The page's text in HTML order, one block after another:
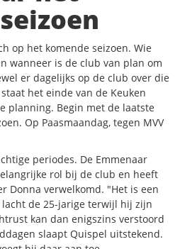
op het komende seizoen. Wie
wanneer is de club van plan om
er dagelijks op de club over die
het einde van de Keuken
planning. Begin met de laatste
Op Paasmaandag, tegen MVV
periodes. De Emmenaar
rol bij de club en heeft
Donna verwelkomd. "Het is een
de 25-jarige terwijl hij zijn
kan dan enigszins verstoord
slaapt Quispel uitstekend.